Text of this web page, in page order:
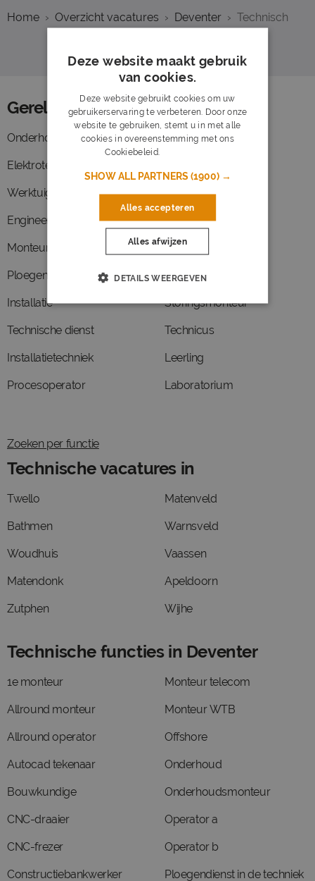
Home Overzicht vacatures Deventer Technisch
Gerelateerde functies
Onderhoud
Elektrotechniek
Werktuigbouwkunde
Engineer
Monteur
Ploegendienst
Installatie
Technische dienst
Installatietechniek
Procesoperator
Energie
Vapro
Assemblage
Elektromonteur
Operator
Storingsmonteur
Technicus
Leerling
Laboratorium
Zoeken per functie
Technische vacatures in
Twello
Bathmen
Woudhuis
Matendonk
Zutphen
Matenveld
Warnsveld
Vaassen
Apeldoorn
Wijhe
Technische functies in Deventer
1e monteur
Allround monteur
Allround operator
Autocad tekenaar
Bouwkundige
CNC-draaier
CNC-frezer
Constructiebankwerker
Monteur telecom
Monteur WTB
Offshore
Onderhoud
Onderhoudsmonteur
Operator a
Operator b
Ploegendienst in de techniek
Deze website maakt gebruik
van cookies.
Deze website gebruikt cookies om uw
gebruikerservaring te verbeteren. Door onze
website te gebruiken, stemt u in met alle
cookies in overeenstemming met ons
Cookiebeleid.
SHOW ALL PARTNERS(1900) →
Alles accepteren
Alles afwijzen
DETAILS WEERGEVEN